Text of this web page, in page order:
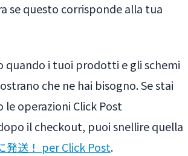
se questo corrisponde alla tua
quando i tuoi prodotti e gli schemi
che ne hai bisogno. Se stai
le operazioni Click Post
il checkout, puoi snellire quella
発送！ per Click Post.